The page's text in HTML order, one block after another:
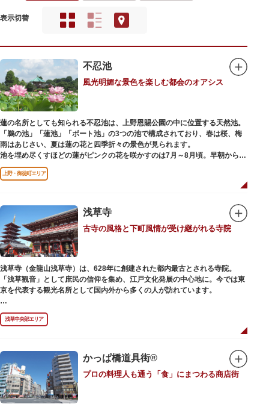
表示切替
不忍池
風光明媚な景色を楽しむ都会のオアシス
蓮の名所としても知られる不忍池は、上野恩賜公園の中に位置する天然池。
「鵜の池」「蓮池」「ボート池」の3つの池で構成されており、春は桜、梅
雨はあじさい、夏は蓮の花と四季折々の景色が見られます。
池を埋め尽くすほどの蓮がピンクの花を咲かすのは7月～8月頃。早朝から午
前のみ開花するので、シーズン中は多くの観光客が朝早くから池を訪れま
す。綺麗な蓮の花を近くから観察できるデッキを散歩しながら朝の不忍池を
から池を眺めれば、新しい発見ができるかもしれません。また、「鵜の池」
にはマガモ・オナガガモなどたくさんの鴨や渡り鳥が訪れます。大都会の中
でバードウォッチングができる珍しいスポットです。
ファミリーで、カップルで、または一人でゆったりと、思い思いの時間をお
過ごしください。
上野・御徒町エリア
浅草寺
古寺の風格と下町風情が受け継がれる寺院
浅草寺（金龍山浅草寺）は、628年に創建された都内最古とされる寺院。
「浅草観音」として庶民の信仰を集め、江戸文化発展の中心地に。今では東
京を代表する観光名所として国内外から多くの人が訪れています。
浅草の象徴とも言える「雷門（風雷神門）」は、高さ3.9mの大提灯と風神雷
神像が安置された浅草寺の総門。本堂前には2体の仁王尊像が並ぶ山門「宝
蔵門」が建ち、参拝客を堂々と迎えてくれます。本堂前には、邪気を払うご
身を清めましょう。「観音堂」とも呼ばれる本堂にはご本尊の聖観世音菩薩
が祀られており、毎日定時に法要が執り行われています。
境内の歴史ある建造物も必見です。ひと際目立つ五重塔、国指定重要文化財
の二天門、浅草名所七福神のひとつ・大黒天が祀られた影向堂（ようごうど
う）など、悠久の時に思いを馳せて見学をお楽しみください。
浅草中央部エリア
かっぱ橋道具街®
プロの料理人も通う「食」にまつわる商店街